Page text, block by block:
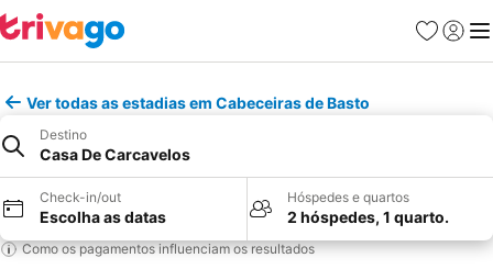
Favoritos
Iniciar
Ver todas as estadias em Cabeceiras de Basto
Destino
Casa De Carcavelos
Check-in/out
Escolha as datas
Hóspedes e quartos
2 hóspedes, 1 quarto.
Como os pagamentos influenciam os resultados